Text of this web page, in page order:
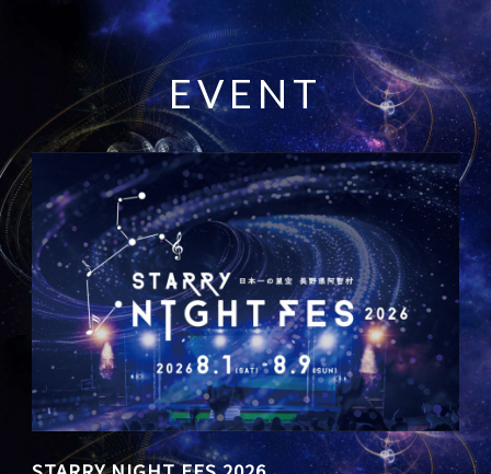
EVE NT
星兄 STARLIGHT SHOW